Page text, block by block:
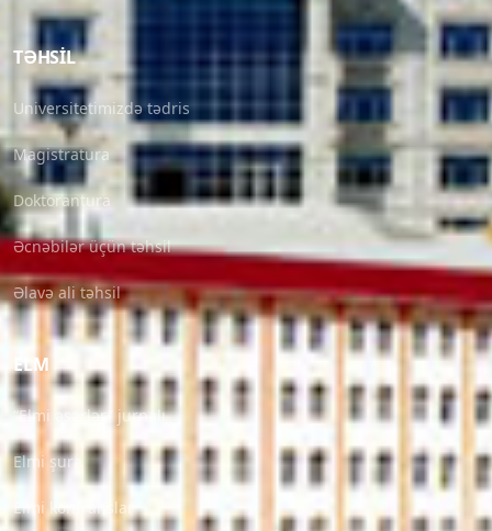
TƏHSIL
Universitetimizdə tədris
Magistratura
Doktorantura
Əcnəbilər üçün təhsil
Əlavə ali təhsil
ELM
“Elmi əsərlər” jurnalı
Elmi şura
Elmi konfranslar